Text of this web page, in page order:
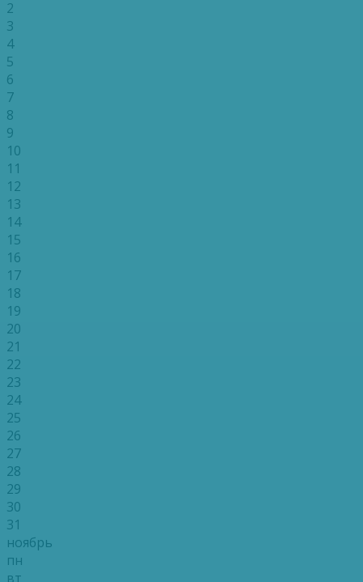
2
3
4
5
6
7
8
9
10
11
12
13
14
15
16
17
18
19
20
21
22
23
24
25
26
27
28
29
30
31
ноябрь
пн
вт